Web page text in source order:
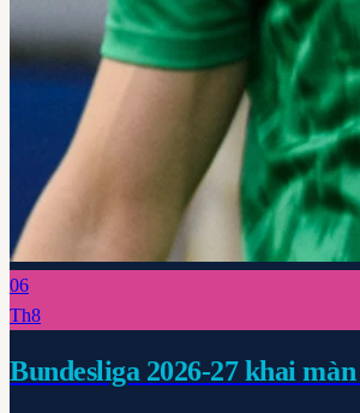
06
Th8
Bundesliga 2026-27 khai